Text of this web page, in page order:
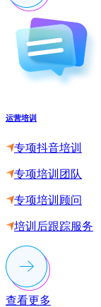
运营培训
专项抖音培训
专项培训团队
专项培训顾问
培训后跟踪服务
查看更多